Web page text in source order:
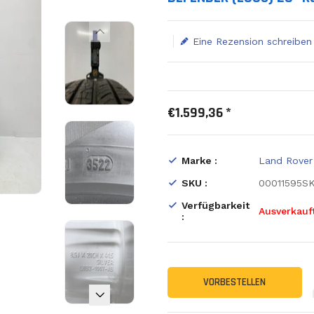
Eine Rezension schreiben
€1.599,36 *
Marke :
Land Rover
SKU :
Verfügbarkeit
:
VORBESTELLEN